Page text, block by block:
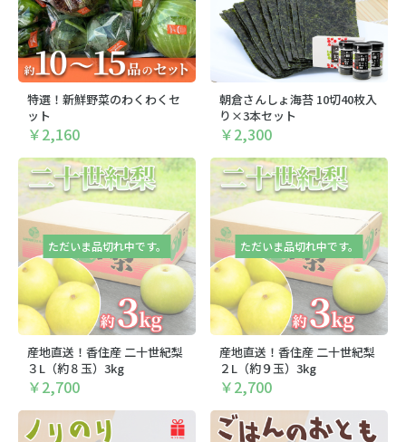
特選！新鮮野菜のわくわくセ
ット
￥2,160
朝倉さんしょ海苔 10切40枚入
り×3本セット
￥2,300
ただいま品切れ中です。
産地直送！香住産 二十世紀梨
３L（約８玉）3kg
￥2,700
ただいま品切れ中です。
産地直送！香住産 二十世紀梨
２L（約９玉）3kg
￥2,700